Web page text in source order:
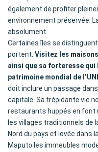
également de profiter
environnement préservée.
absolument.
Certaines îles se
portent. Visitez les
ainsi que sa forteresse qui
patrimoine mondial de
doit inclure un passage
capitale. Sa trépidante vie
restaurants huppés en font
les villages traditionnels de
Nord du pays et lovée dans
Maputo les immeubles